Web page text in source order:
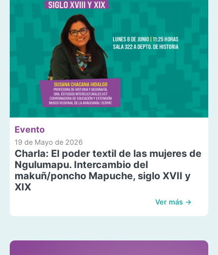
Evento
19 de Mayo de 2026
Charla: El poder textil de las mujeres de
Ngulumapu. Intercambio del
makuñ/poncho Mapuche, siglo XVII y
XIX
Ver más →